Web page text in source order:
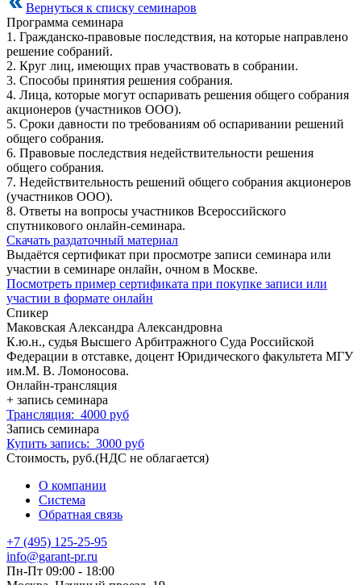
Вернуться к списку семинаров
Программа семинара
1. Гражданско-правовые последствия, на которые направлено
решение собраний.
2. Круг лиц, имеющих прав участвовать в собрании.
3. Способы принятия решения собрания.
4. Лица, которые могут оспаривать решения общего собрания
акционеров (участников ООО).
5. Сроки давности по требованиям об оспаривании решений
общего собрания.
6. Правовые последствия недействительности решения
общего собрания.
7. Недействительность решений общего собрания акционеров
(участников ООО).
8. Ответы на вопросы участников Всероссийского
спутникового онлайн-семинара.
Скачать раздаточный материал
Выдаётся сертификат при просмотре записи семинара или
участии в семинаре онлайн, очном в Москве.
Посмотреть пример сертификата при покупке записи или
участии в формате онлайн
Спикер
Маковская Александра Александровна
К.ю.н., судья Высшего Арбитражного Суда Российской
Федерации в отставке, доцент Юридического факультета МГУ
им.М. В. Ломоносова.
Онлайн-трансляция
+ запись семинара
Трансляция: 4000 руб
Запись семинара
Купить запись: 3000 руб
Стоимость, руб.(НДС не облагается)
О компании
Система
Обратная связь
+7 (495) 125‑25‑95
info@garant-pr.ru
Пн-Пт 09:00 - 18:00